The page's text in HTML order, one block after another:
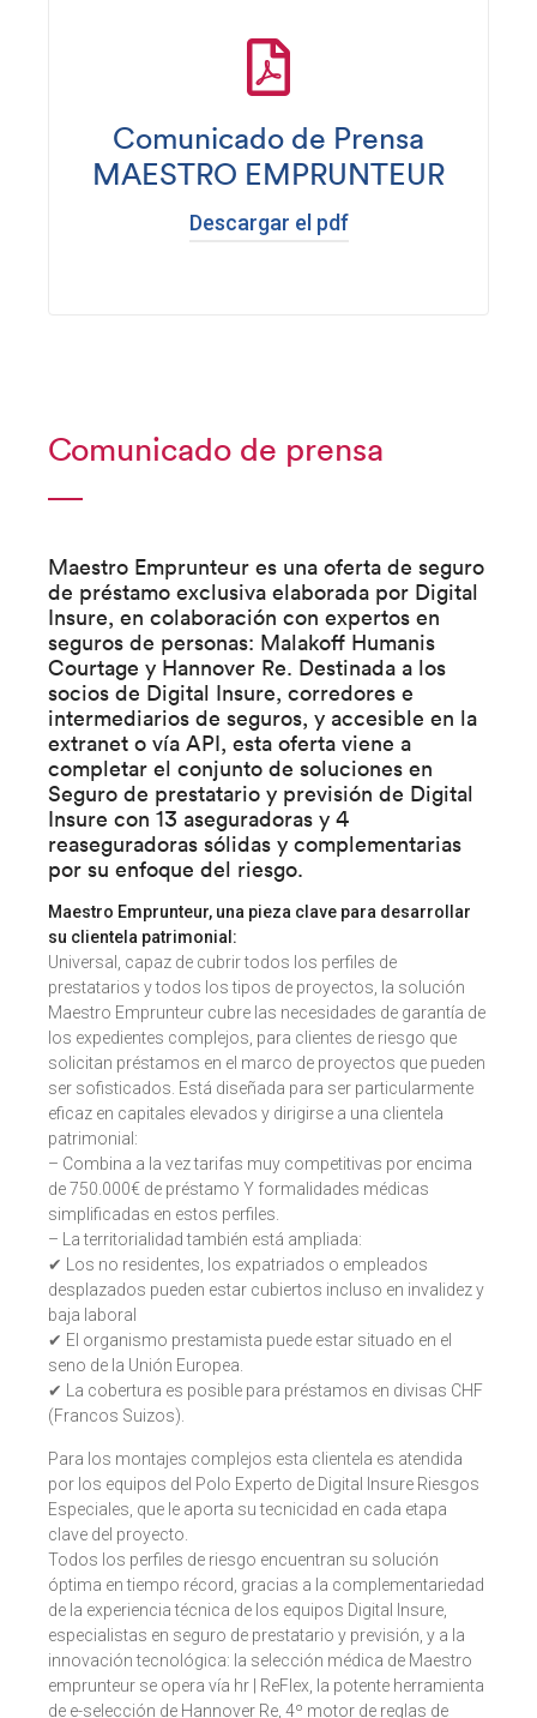
Comunicado de Prensa
MAESTRO EMPRUNTEUR
Descargar el pdf
Comunicado de prensa
Maestro Emprunteur es una oferta de seguro
de préstamo exclusiva elaborada por Digital
Insure, en colaboración con expertos en
seguros de personas: Malakoff Humanis
Courtage y Hannover Re. Destinada a los
socios de Digital Insure, corredores e
intermediarios de seguros, y accesible en la
extranet o vía API, esta oferta viene a
completar el conjunto de soluciones en
Seguro de prestatario y previsión de Digital
Insure con 13 aseguradoras y 4
reaseguradoras sólidas y complementarias
por su enfoque del riesgo.
Maestro Emprunteur, una pieza clave para desarrollar
su clientela patrimonial:
Universal, capaz de cubrir todos los perfiles de
prestatarios y todos los tipos de proyectos, la solución
Maestro Emprunteur cubre las necesidades de garantía de
los expedientes complejos, para clientes de riesgo que
solicitan préstamos en el marco de proyectos que pueden
ser sofisticados. Está diseñada para ser particularmente
eficaz en capitales elevados y dirigirse a una clientela
patrimonial:
– Combina a la vez tarifas muy competitivas por encima
de 750.000€ de préstamo Y formalidades médicas
simplificadas en estos perfiles.
– La territorialidad también está ampliada:
✔ Los no residentes, los expatriados o empleados
desplazados pueden estar cubiertos incluso en invalidez y
baja laboral
✔ El organismo prestamista puede estar situado en el
seno de la Unión Europea.
✔ La cobertura es posible para préstamos en divisas CHF
(Francos Suizos).
Para los montajes complejos esta clientela es atendida
por los equipos del Polo Experto de Digital Insure Riesgos
Especiales, que le aporta su tecnicidad en cada etapa
clave del proyecto.
Todos los perfiles de riesgo encuentran su solución
óptima en tiempo récord, gracias a la complementariedad
de la experiencia técnica de los equipos Digital Insure,
especialistas en seguro de prestatario y previsión, y a la
innovación tecnológica: la selección médica de Maestro
emprunteur se opera vía hr | ReFlex, la potente herramienta
de e-selección de Hannover Re, 4º motor de reglas de